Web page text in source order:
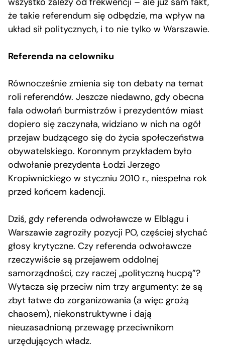
że takie referendum się odbędzie, ma wpływ na
układ sił politycznych, i to nie tylko w Warszawie.
Referenda na celowniku
Równocześnie zmienia się ton debaty na temat
roli referendów. Jeszcze niedawno, gdy obecna
fala odwołań burmistrzów i prezydentów miast
dopiero się zaczynała, widziano w nich na ogół
przejaw budzącego się do życia społeczeństwa
obywatelskiego. Koronnym przykładem było
odwołanie prezydenta Łodzi Jerzego
Kropiwnickiego w styczniu 2010 r., niespełna rok
przed końcem kadencji.
Dziś, gdy referenda odwoławcze w Elblągu i
Warszawie zagroziły pozycji PO, częściej słychać
głosy krytyczne. Czy referenda odwoławcze
rzeczywiście są przejawem oddolnej
samorządności, czy raczej „polityczną hucpą”?
Wytacza się przeciw nim trzy argumenty: że są
zbyt łatwe do zorganizowania (a więc grożą
chaosem), niekonstruktywne i dają
nieuzasadnioną przewagę przeciwnikom
urzędujących władz.